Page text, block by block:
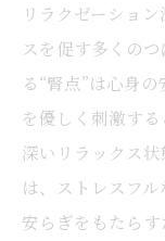
リラクゼーショ
スを促す多くの
る“腎点”は心身
を優しく刺激す
深いリラックス
は、ストレスフ
安らぎをもたらす